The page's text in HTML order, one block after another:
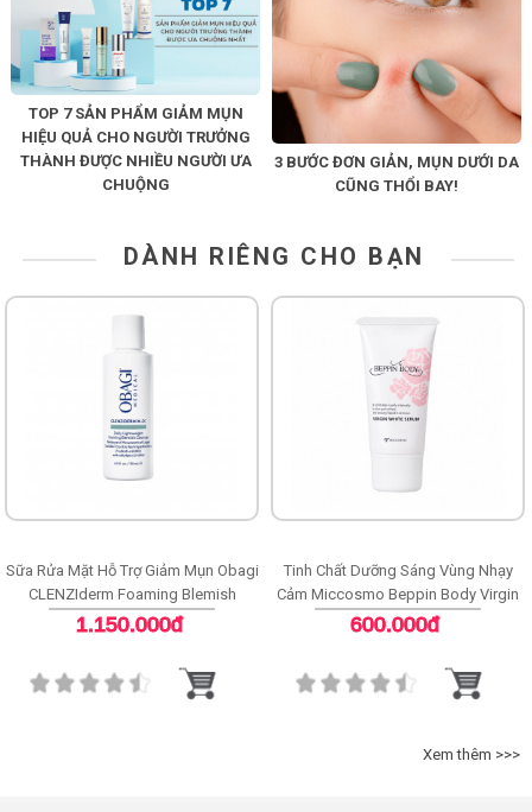
TOP 7 SẢN PHẨM GIẢM MỤN
HIỆU QUẢ CHO NGƯỜI TRƯỞNG
THÀNH ĐƯỢC NHIỀU NGƯỜI ƯA
CHUỘNG
3 BƯỚC ĐƠN GIẢN, MỤN DƯỚI DA
CŨNG THỔI BAY!
DÀNH RIÊNG CHO BẠN
Sữa Rửa Mặt Hỗ Trợ Giảm Mụn Obagi
CLENZIderm Foaming Blemish
Cleanser
1.150.000đ
Tinh Chất Dưỡng Sáng Vùng Nhạy
Cảm Miccosmo Beppin Body Virgin
White Serum
600.000đ
Xem thêm >>>